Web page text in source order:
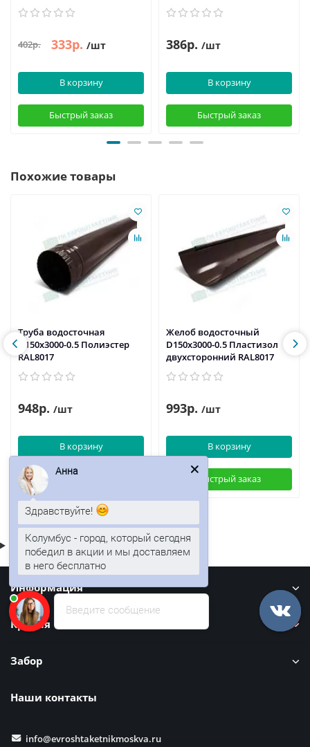
402р. 333р. /шт
В корзину
Быстрый заказ
386р. /шт
В корзину
Быстрый заказ
Похожие товары
Труба водосточная
D150х3000-0.5 Полиэстер
RAL8017
948р. /шт
В корзину
Желоб водосточный
D150х3000-0.5 Пластизол
двухсторонний RAL8017
993р. /шт
В корзину
Быстрый заказ
Информация
Кровля
Забор
Наши контакты
info@evroshtaketnikmoskva.ru
Введите сообщение
Анна
Здравствуйте!
Колумбус - город, который сегодня
победил в акции и мы доставляем
в него бесплатно